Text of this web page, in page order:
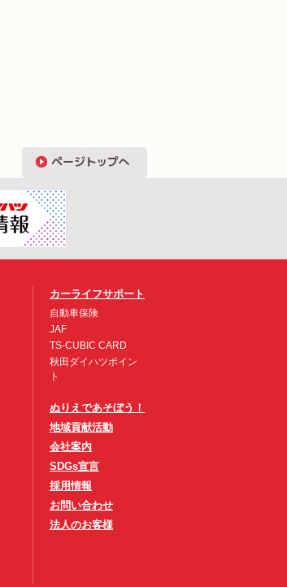
カーライフサポート
自動車保険
JAF
TS-CUBIC CARD
秋田ダイハツポイン
ト
ぬりえであそぼう！
地域貢献活動
会社案内
SDGs宣言
採用情報
お問い合わせ
法人のお客様